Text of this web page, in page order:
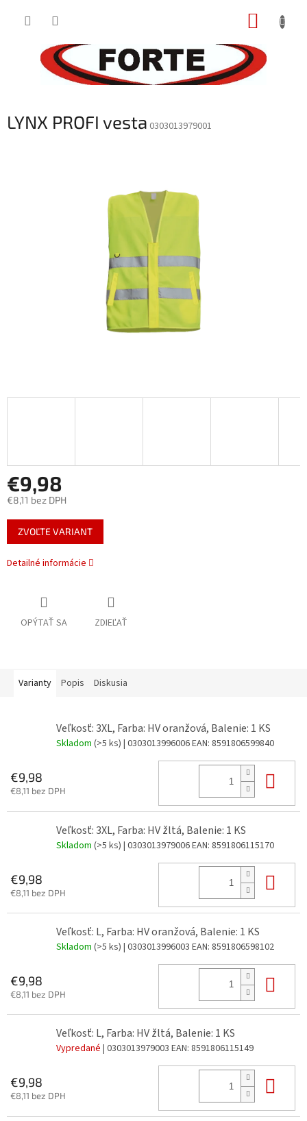
LYNX PROFI vesta 0303013979001
€9,98
€8,11 bez DPH
Jednotková
cena:
ZVOĽTE VARIANT
Detailné informácie
OPÝTAŤ SA ZDIEĽAŤ
Varianty Popis Diskusia
Veľkosť: 3XL, Farba: HV oranžová, Balenie: 1 KS
Skladom (>5 ks) | 0303013996006EAN: 8591806599840
€9,98
€8,11 bez DPH
Veľkosť: 3XL, Farba: HV žltá, Balenie: 1 KS
Skladom (>5 ks) | 0303013979006EAN: 8591806115170
€9,98
€8,11 bez DPH
Veľkosť: L, Farba: HV oranžová, Balenie: 1 KS
Skladom (>5 ks) | 0303013996003 EAN: 8591806598102
€9,98
€8,11 bez DPH
Veľkosť: L, Farba: HV žltá, Balenie: 1 KS
Vypredané | 0303013979003 EAN: 8591806115149
€9,98
€8,11 bez DPH